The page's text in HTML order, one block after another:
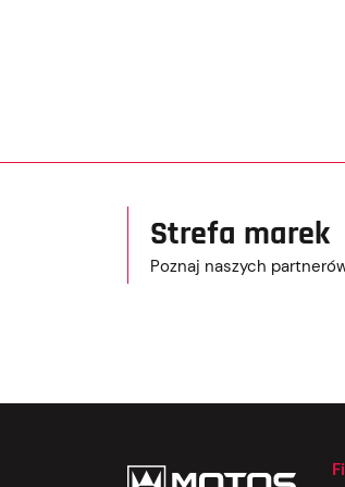
Strefa marek
Poznaj naszych